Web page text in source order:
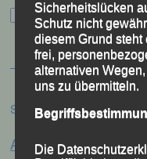
Kategorien
Schlagwörter
Alex SellnerAnna
Sicherheitslücken
Schutz nicht
diesem Grund steht
frei,
alternativen
uns zu übermitteln.
Die